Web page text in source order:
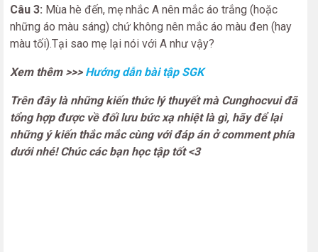
Câu 3: Mùa hè đến, mẹ nhắc A nên mắc áo trắng (hoặc
những áo màu sáng) chứ không nên mắc áo màu đen (hay
màu tối).Tại sao mẹ lại nói với A như vậy?
Xem thêm >>> Hướng dẫn bài tập SGK
Trên đây là những kiến thức lý thuyết mà Cunghocvui đã
tổng hợp được về đối lưu bức xạ nhiệt là gì, hãy để lại
những ý kiến thắc mắc cùng với đáp án ở comment phía
dưới nhé! Chúc các bạn học tập tốt <3